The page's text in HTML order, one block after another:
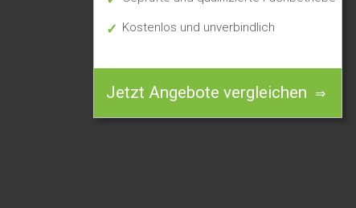
Kostenlos und unverbindlich
Jetzt Angebote vergleichen